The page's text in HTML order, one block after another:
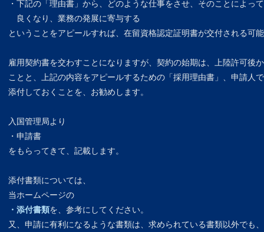
・下記の「理由書」から、どのような仕事をさせ、そのことによっ
良くなり、業務の発展に寄与する
ということをアピールすれば、在留資格認定証明書が交付される可
雇用契約書を交わすことになりますが、契約の始期は、上陸許可後
ことと、上記の内容をアピールするための「採用理由書」、申請人
添付しておくことを、お勧めします。
入国管理局より
・申請書
をもらってきて、記載します。
添付書類については、
当ホームページの
・添付書類を、参考にしてください。
又、申請に有利になるような書類は、求められている書類以外でも